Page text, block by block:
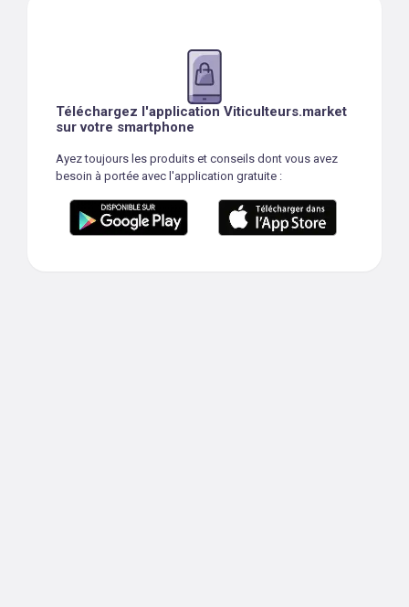
Téléchargez l'application Viticulteurs.market
sur votre smartphone
Ayez toujours les produits et conseils dont vous avez
besoin à portée avec l'application gratuite :